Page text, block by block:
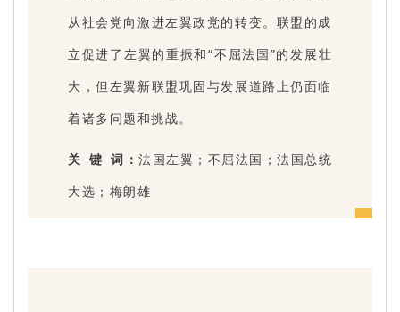
从社会党向激进左翼政党的转变。联盟的成
立促进了左翼的重振和“不屈法国”的发展壮
大，但左翼新联盟巩固与发展道路上仍面临
着诸多问题和挑战。
关 键 词： 法国左翼；不屈法国；法国总统
大选；梅朗雄